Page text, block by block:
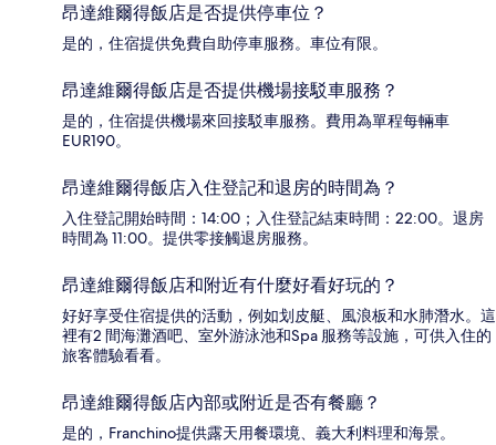
昂達維爾得飯店是否提供停車位？
是的，住宿提供免費自助停車服務。車位有限。
昂達維爾得飯店是否提供機場接駁車服務？
是的，住宿提供機場來回接駁車服務。費用為單程每輛車
EUR190。
昂達維爾得飯店入住登記和退房的時間為？
入住登記開始時間：14:00；入住登記結束時間：22:00。退房
時間為 11:00。提供零接觸退房服務。
昂達維爾得飯店和附近有什麼好看好玩的？
好好享受住宿提供的活動，例如划皮艇、風浪板和水肺潛水。這
裡有2 間海灘酒吧、室外游泳池和Spa 服務等設施，可供入住的
旅客體驗看看。
昂達維爾得飯店內部或附近是否有餐廳？
是的，Franchino提供露天用餐環境、義大利料理和海景。